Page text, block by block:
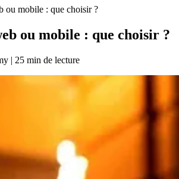
ou mobile : que choisir ?
ou mobile : que choisir ?
| 25 min de lecture